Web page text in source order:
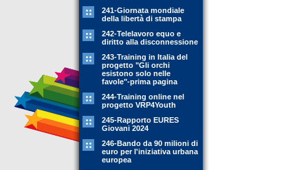
241-Giornata mondiale
della libertà di stampa
242-Telelavoro equo e
diritto alla disconnessione
243-Training in Italia del
progetto "Gli orchi
esistono solo nelle
favole"-prima pagina
244-Training online nel
progetto VRP4Youth
245-Rapporto EURES
Giovani 2024
246-Bando da 90 milioni di
euro per l'iniziativa urbana
europea